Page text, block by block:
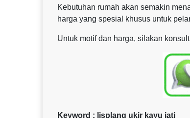
Kebutuhan rumah akan semakin
harga yang spesial khusus untuk
Untuk motif dan harga, silakan
Keyword : lisplang ukir kayu jati